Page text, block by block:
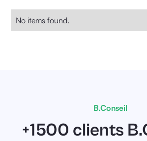
No items found.
B.Conseil
+1500 clients